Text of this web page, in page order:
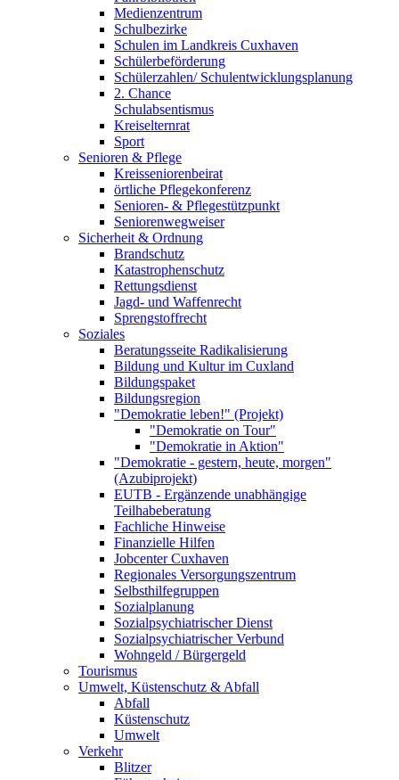
Medienzentrum
Schulbezirke
Schulen im Landkreis Cuxhaven
Schülerbeförderung
Schülerzahlen/ Schulentwicklungsplanung
2. Chance
Schulabsentismus
Kreiselternrat
Sport
Senioren & Pflege
Kreisseniorenbeirat
örtliche Pflegekonferenz
Senioren- & Pflegestützpunkt
Seniorenwegweiser
Sicherheit & Ordnung
Brandschutz
Katastrophenschutz
Rettungsdienst
Jagd- und Waffenrecht
Sprengstoffrecht
Soziales
Beratungsseite Radikalisierung
Bildung und Kultur im Cuxland
Bildungspaket
Bildungsregion
"Demokratie leben!" (Projekt)
"Demokratie on Tour"
"Demokratie in Aktion"
"Demokratie - gestern, heute, morgen"
(Azubiprojekt)
EUTB - Ergänzende unabhängige
Teilhabeberatung
Fachliche Hinweise
Finanzielle Hilfen
Jobcenter Cuxhaven
Regionales Versorgungszentrum
Selbsthilfegruppen
Sozialplanung
Sozialpsychiatrischer Dienst
Sozialpsychiatrischer Verbund
Wohngeld / Bürgergeld
Tourismus
Umwelt, Küstenschutz & Abfall
Abfall
Küstenschutz
Umwelt
Verkehr
Blitzer